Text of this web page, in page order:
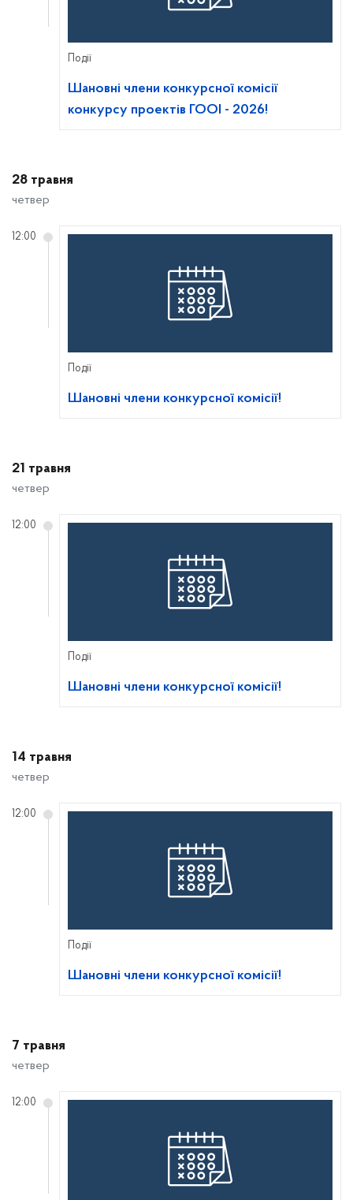
Події
Шановні члени конкурсної комісії
конкурсу проектів ГООІ - 2026!
28 травня
четвер
Події
Шановні члени конкурсної комісії!
12:00
21 травня
четвер
Події
Шановні члени конкурсної комісії!
12:00
14 травня
четвер
Події
Шановні члени конкурсної комісії!
12:00
7 травня
четвер
12:00